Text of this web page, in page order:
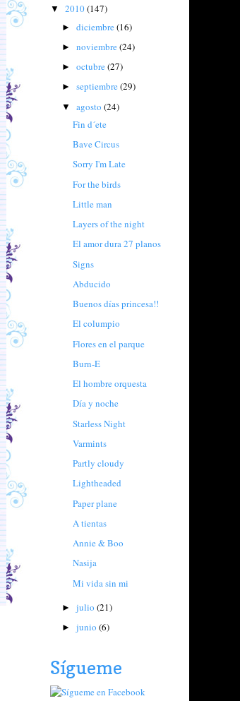
▼ 2010(147)
► diciembre(16)
► noviembre(24)
► octubre(27)
► septiembre(29)
▼ agosto (24)
Fin d´ete
Bave Circus
Sorry I'm Late
For the birds
Little man
Layers of the night
El amor dura 27 planos
Signs
Abducido
Buenos días princesa!!
El columpio
Flores en el parque
Burn-E
El hombre orquesta
Día y noche
Starless Night
Varmints
Partly cloudy
Lightheaded
Paper plane
A tientas
Annie & Boo
Nasija
Mi vida sin mi
► julio (21)
► junio (6)
Sígueme